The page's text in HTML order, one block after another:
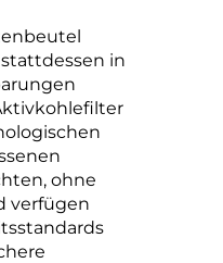
in
ohne
verfügen